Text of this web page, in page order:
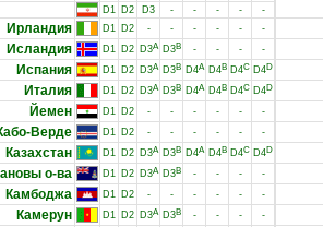
D1 D2 D3 - - - - -
Ирландия D1 D2 - - - - - -
Исландия D1 D2 D3A D3B - - - -
Испания D1 D2 D3A D3B D4A D4B D4C D4D
Италия D1 D2 D3A D3B D4A D4B D4C D4D
Йемен D1 D2 - - - - - -
Верде D1 D2 - - - - - -
Казахстан D1 D2 D3A D3B D4A D4B D4C D4D
о-ва D1 D2 D3A D3B - - - -
Камбоджа D1 D2 - - - - - -
Камерун D1 D2 D3A D3B - - - -